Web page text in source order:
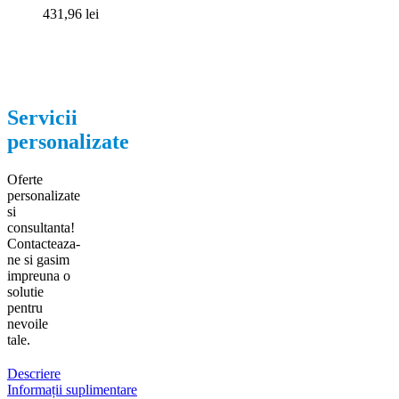
431,96 lei
Servicii
personalizate
Oferte
personalizate
si
consultanta!
Contacteaza-
ne si gasim
impreuna o
solutie
pentru
nevoile
tale.
Descriere
Informații suplimentare